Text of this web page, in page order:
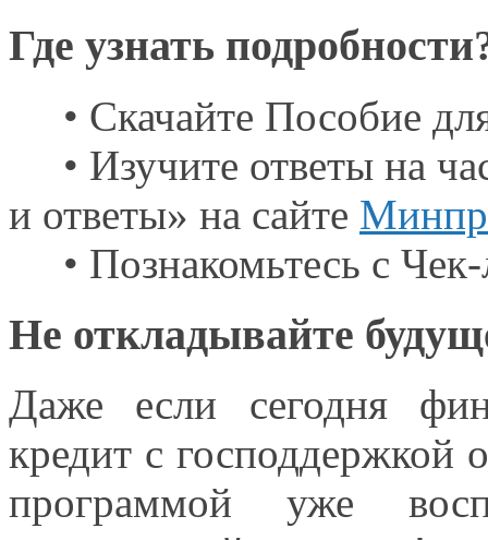
Где узнать
• Скачайте Пособие
• Изучите ответы на
и ответы» на сайте
• Познакомьтесь с
Не откладывайте
Даже если сегодня
кредит с господдержкой
программой уже